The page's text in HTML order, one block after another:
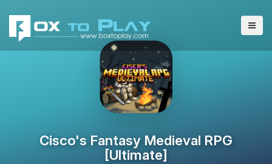
Cisco's Fantasy Medieval RPG
[Ultimate]